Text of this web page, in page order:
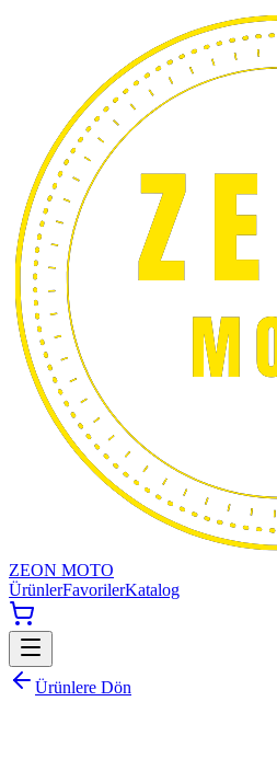
ZEON MOTO
ÜrünlerFavorilerKatalog
Ürünlere Dön